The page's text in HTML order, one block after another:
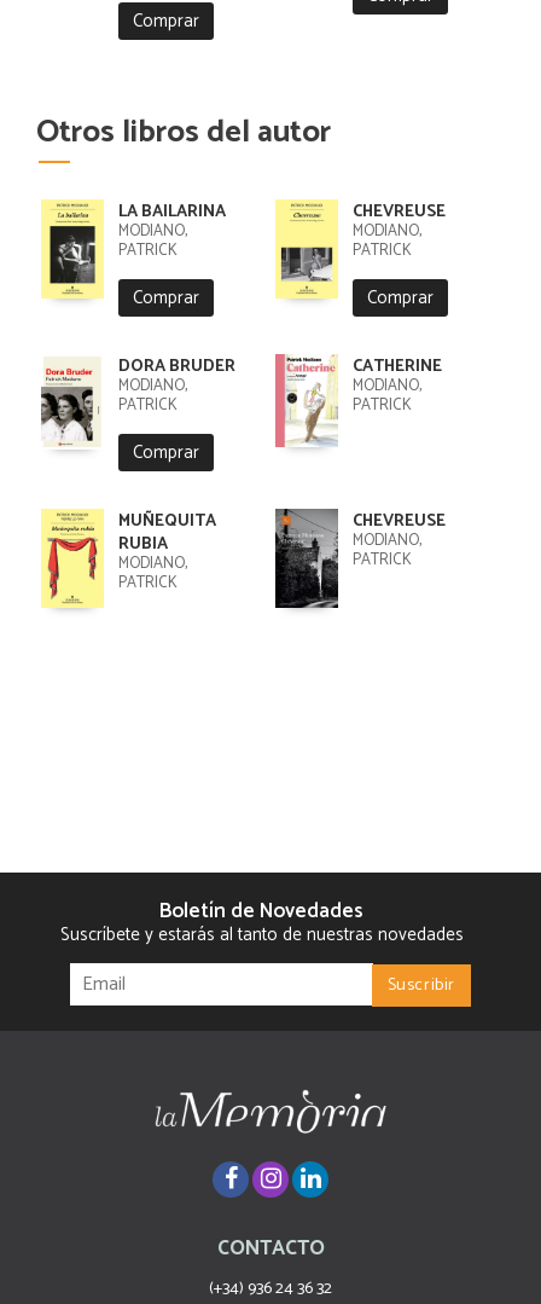
CRISTOBAL
Comprar
Otros libros del autor
LA BAILARINA
MODIANO,
PATRICK
Comprar
CHEVREUSE
MODIANO,
PATRICK
Comprar
DORA BRUDER
MODIANO,
PATRICK
Comprar
CATHERINE
MODIANO,
PATRICK
MUÑEQUITA
RUBIA
MODIANO,
PATRICK
CHEVREUSE
MODIANO,
PATRICK
Boletín de Novedades
Suscríbete y estarás al tanto de nuestras novedades
CONTACTO
(+34) 936 24 36 32